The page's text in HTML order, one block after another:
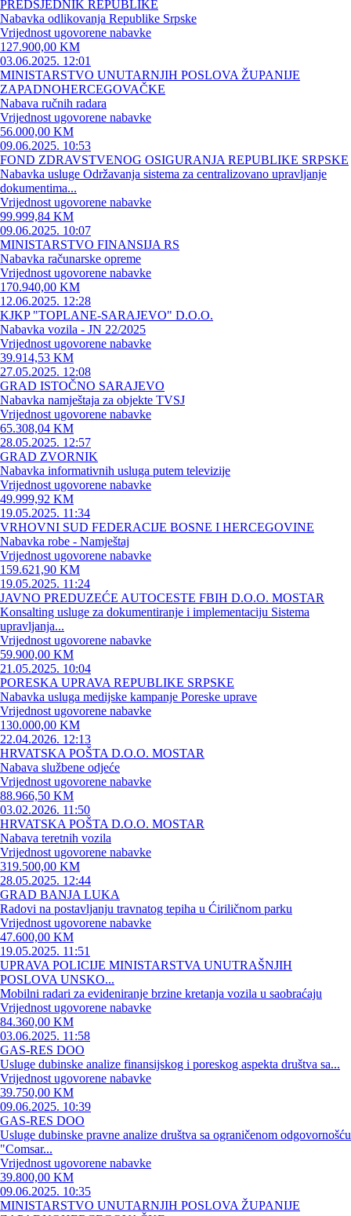
PREDSJEDNIK REPUBLIKE
Nabavka odlikovanja Republike Srpske
Vrijednost ugovorene nabavke
127.900,00 KM
03.06.2025. 12:01
MINISTARSTVO UNUTARNJIH POSLOVA ŽUPANIJE
ZAPADNOHERCEGOVAČKE
Nabava ručnih radara
Vrijednost ugovorene nabavke
56.000,00 KM
09.06.2025. 10:53
FOND ZDRAVSTVENOG OSIGURANJA REPUBLIKE SRPSKE
Nabavka usluge Održavanja sistema za centralizovano upravljanje
dokumentima...
Vrijednost ugovorene nabavke
99.999,84 KM
09.06.2025. 10:07
MINISTARSTVO FINANSIJA RS
Nabavka računarske opreme
Vrijednost ugovorene nabavke
170.940,00 KM
12.06.2025. 12:28
KJKP "TOPLANE-SARAJEVO" D.O.O.
Nabavka vozila - JN 22/2025
Vrijednost ugovorene nabavke
39.914,53 KM
27.05.2025. 12:08
GRAD ISTOČNO SARAJEVO
Nabavka namještaja za objekte TVSJ
Vrijednost ugovorene nabavke
65.308,04 KM
28.05.2025. 12:57
GRAD ZVORNIK
Nabavka informativnih usluga putem televizije
Vrijednost ugovorene nabavke
49.999,92 KM
19.05.2025. 11:34
VRHOVNI SUD FEDERACIJE BOSNE I HERCEGOVINE
Nabavka robe - Namještaj
Vrijednost ugovorene nabavke
159.621,90 KM
19.05.2025. 11:24
JAVNO PREDUZEĆE AUTOCESTE FBIH D.O.O. MOSTAR
Konsalting usluge za dokumentiranje i implementaciju Sistema
upravljanja...
Vrijednost ugovorene nabavke
59.900,00 KM
21.05.2025. 10:04
PORESKA UPRAVA REPUBLIKE SRPSKE
Nabavka usluga medijske kampanje Poreske uprave
Vrijednost ugovorene nabavke
130.000,00 KM
22.04.2026. 12:13
HRVATSKA POŠTA D.O.O. MOSTAR
Nabava službene odjeće
Vrijednost ugovorene nabavke
88.966,50 KM
03.02.2026. 11:50
HRVATSKA POŠTA D.O.O. MOSTAR
Nabava teretnih vozila
Vrijednost ugovorene nabavke
319.500,00 KM
28.05.2025. 12:44
GRAD BANJA LUKA
Radovi na postavljanju travnatog tepiha u Ćiriličnom parku
Vrijednost ugovorene nabavke
47.600,00 KM
19.05.2025. 11:51
UPRAVA POLICIJE MINISTARSTVA UNUTRAŠNJIH
POSLOVA UNSKO...
Mobilni radari za evideniranje brzine kretanja vozila u saobraćaju
Vrijednost ugovorene nabavke
84.360,00 KM
03.06.2025. 11:58
GAS-RES DOO
Usluge dubinske analize finansijskog i poreskog aspekta društva sa...
Vrijednost ugovorene nabavke
39.750,00 KM
09.06.2025. 10:39
GAS-RES DOO
Usluge dubinske pravne analize društva sa ograničenom odgovornošću
"Comsar...
Vrijednost ugovorene nabavke
39.800,00 KM
09.06.2025. 10:35
MINISTARSTVO UNUTARNJIH POSLOVA ŽUPANIJE